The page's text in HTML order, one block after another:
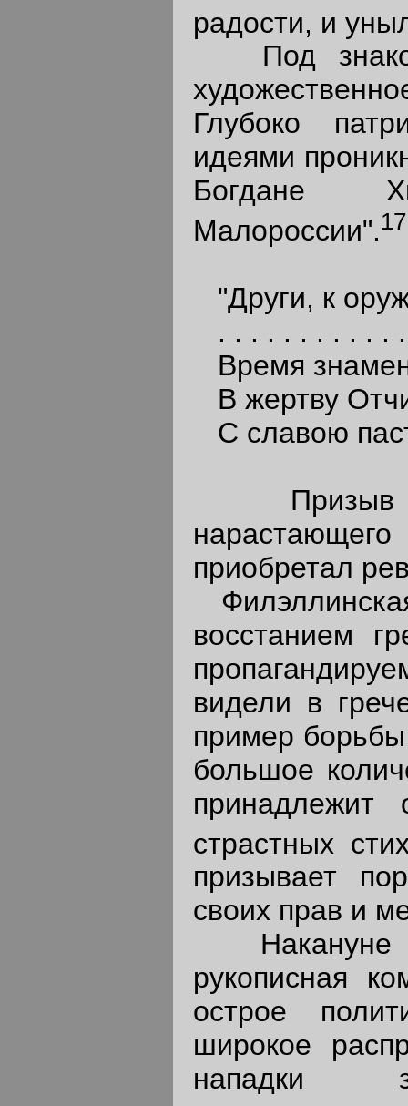
радости, и
Под знаком
Глубоко
идеями
Богдане
Малороссии".17
"Други, к
. . . . . . . . . . .
Время
В жертву
С славою
Призыв к
приобретал
восстанием
видели в
пример
большое
страстных
призывает
своих прав и
Накануне
рукописная
острое
широкое
нападки